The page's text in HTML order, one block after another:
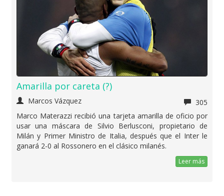
Amarilla por careta (?)
Marcos Vázquez
305
Marco Materazzi recibió una tarjeta amarilla de oficio por
usar una máscara de Silvio Berlusconi, propietario de
Milán y Primer Ministro de Italia, después que el Inter le
ganará 2-0 al Rossonero en el clásico milanés.
Leer más